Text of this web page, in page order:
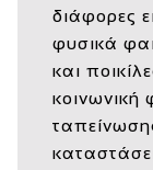
διάφορες
φυσικά
και
κοινωνική